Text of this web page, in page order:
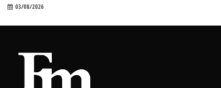
03/08/2026